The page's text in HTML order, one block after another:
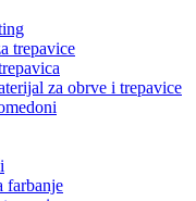
trepavice
za obrve i trepavice
farbanje